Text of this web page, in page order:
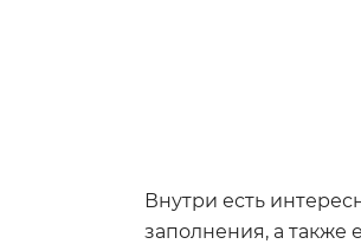
Внутри есть
заполнения, а также